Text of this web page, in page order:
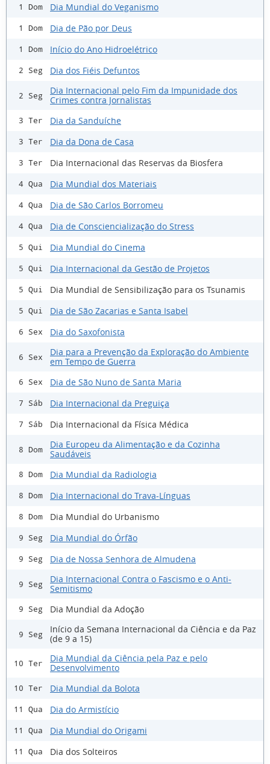
1 Dom Dia Mundial do Veganismo
1 Dom Dia de Pão por Deus
1 Dom Início do Ano Hidroelétrico
2 Seg Dia dos Fiéis Defuntos
2 Seg
Dia Internacional pelo Fim da Impunidade dos
Crimes contra Jornalistas
3 Ter Dia da Sanduíche
3 Ter Dia da Dona de Casa
3 Ter Dia Internacional das Reservas da Biosfera
4 Qua Dia Mundial dos Materiais
4 Qua Dia de São Carlos Borromeu
4 Qua Dia de Consciencialização do Stress
5 Qui Dia Mundial do Cinema
5 Qui Dia Internacional da Gestão de Projetos
5 Qui Dia Mundial de Sensibilização para os Tsunamis
5 Qui Dia de São Zacarias e Santa Isabel
6 Sex Dia do Saxofonista
6 Sex
Dia para a Prevenção da Exploração do Ambiente
em Tempo de Guerra
6 Sex Dia de São Nuno de Santa Maria
7 Sáb Dia Internacional da Preguiça
7 Sáb Dia Internacional da Física Médica
8 Dom
Dia Europeu da Alimentação e da Cozinha
Saudáveis
8 Dom Dia Mundial da Radiologia
8 Dom Dia Internacional do Trava-Línguas
8 Dom Dia Mundial do Urbanismo
9 Seg Dia Mundial do Órfão
9 Seg Dia de Nossa Senhora de Almudena
9 Seg
Dia Internacional Contra o Fascismo e o Anti-
Semitismo
9 Seg Dia Mundial da Adoção
9 Seg
Início da Semana Internacional da Ciência e da Paz
(de 9 a 15)
10 Ter
Dia Mundial da Ciência pela Paz e pelo
Desenvolvimento
10 Ter Dia Mundial da Bolota
11 Qua Dia do Armistício
11 Qua Dia Mundial do Origami
11 Qua Dia dos Solteiros